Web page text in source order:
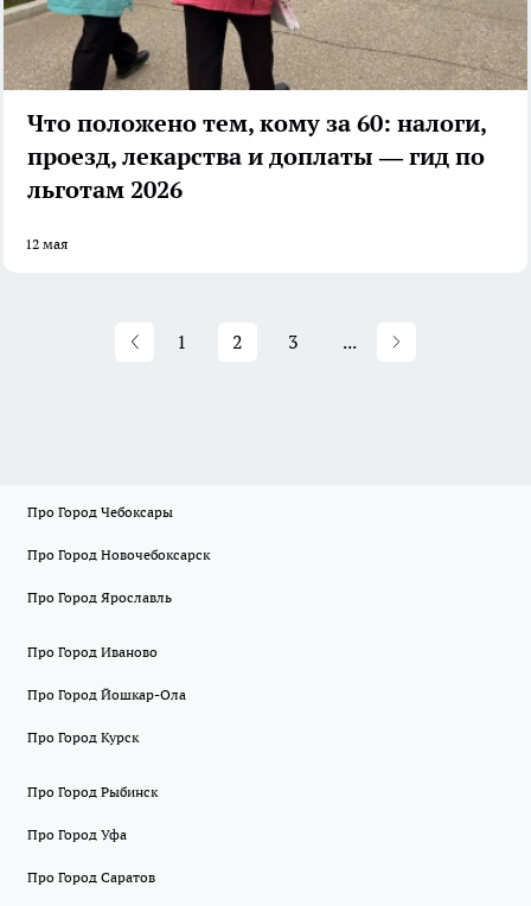
Что положено тем, кому за 60: налоги,
проезд, лекарства и доплаты — гид по
льготам 2026
12 мая
1 2 3 ...
Про Город Чебоксары
Про Город Новочебоксарск
Про Город Ярославль
Про Город Иваново
Про Город Йошкар-Ола
Про Город Курск
Про Город Рыбинск
Про Город Уфа
Про Город Саратов